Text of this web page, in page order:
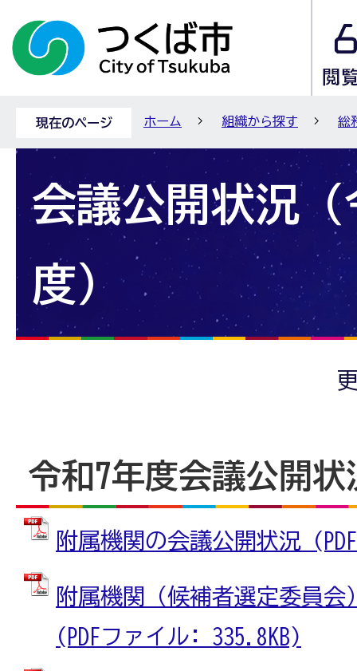
現在のページ ホーム 組織から探す 総
会議公開状況（
度）
令和7年度会議公開状
附属機関の会議公開状況
附属機関（候補者選定委員会
(PDFファイル: 335.8KB)